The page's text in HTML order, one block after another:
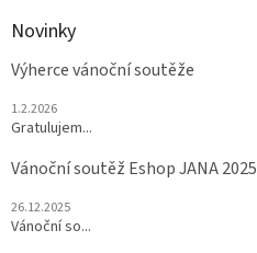
Novinky
Výherce vánoční soutěže
1.2.2026
Gratulujem...
Vánoční soutěž Eshop JANA 2025
26.12.2025
Vánoční so...